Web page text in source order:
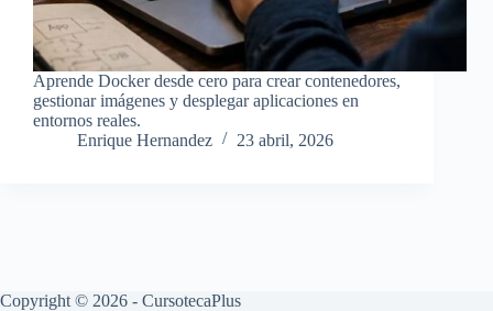
Aprende Docker desde cero para crear contenedores,
gestionar imágenes y desplegar aplicaciones en
entornos reales.
Enrique Hernandez
23 abril, 2026
Copyright © 2026 - CursotecaPlus